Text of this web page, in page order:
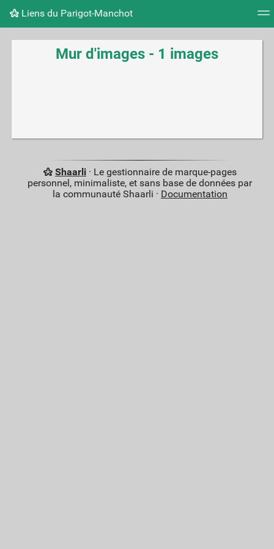
Liens du Parigot-Manchot
Nuage de tags Mur d'images Quotidien Flux
Mur d'images - 1 images
Shaarli· Le gestionnaire de marque-pages
personnel, minimaliste, et sans base de données par
la communauté Shaarli · Documentation